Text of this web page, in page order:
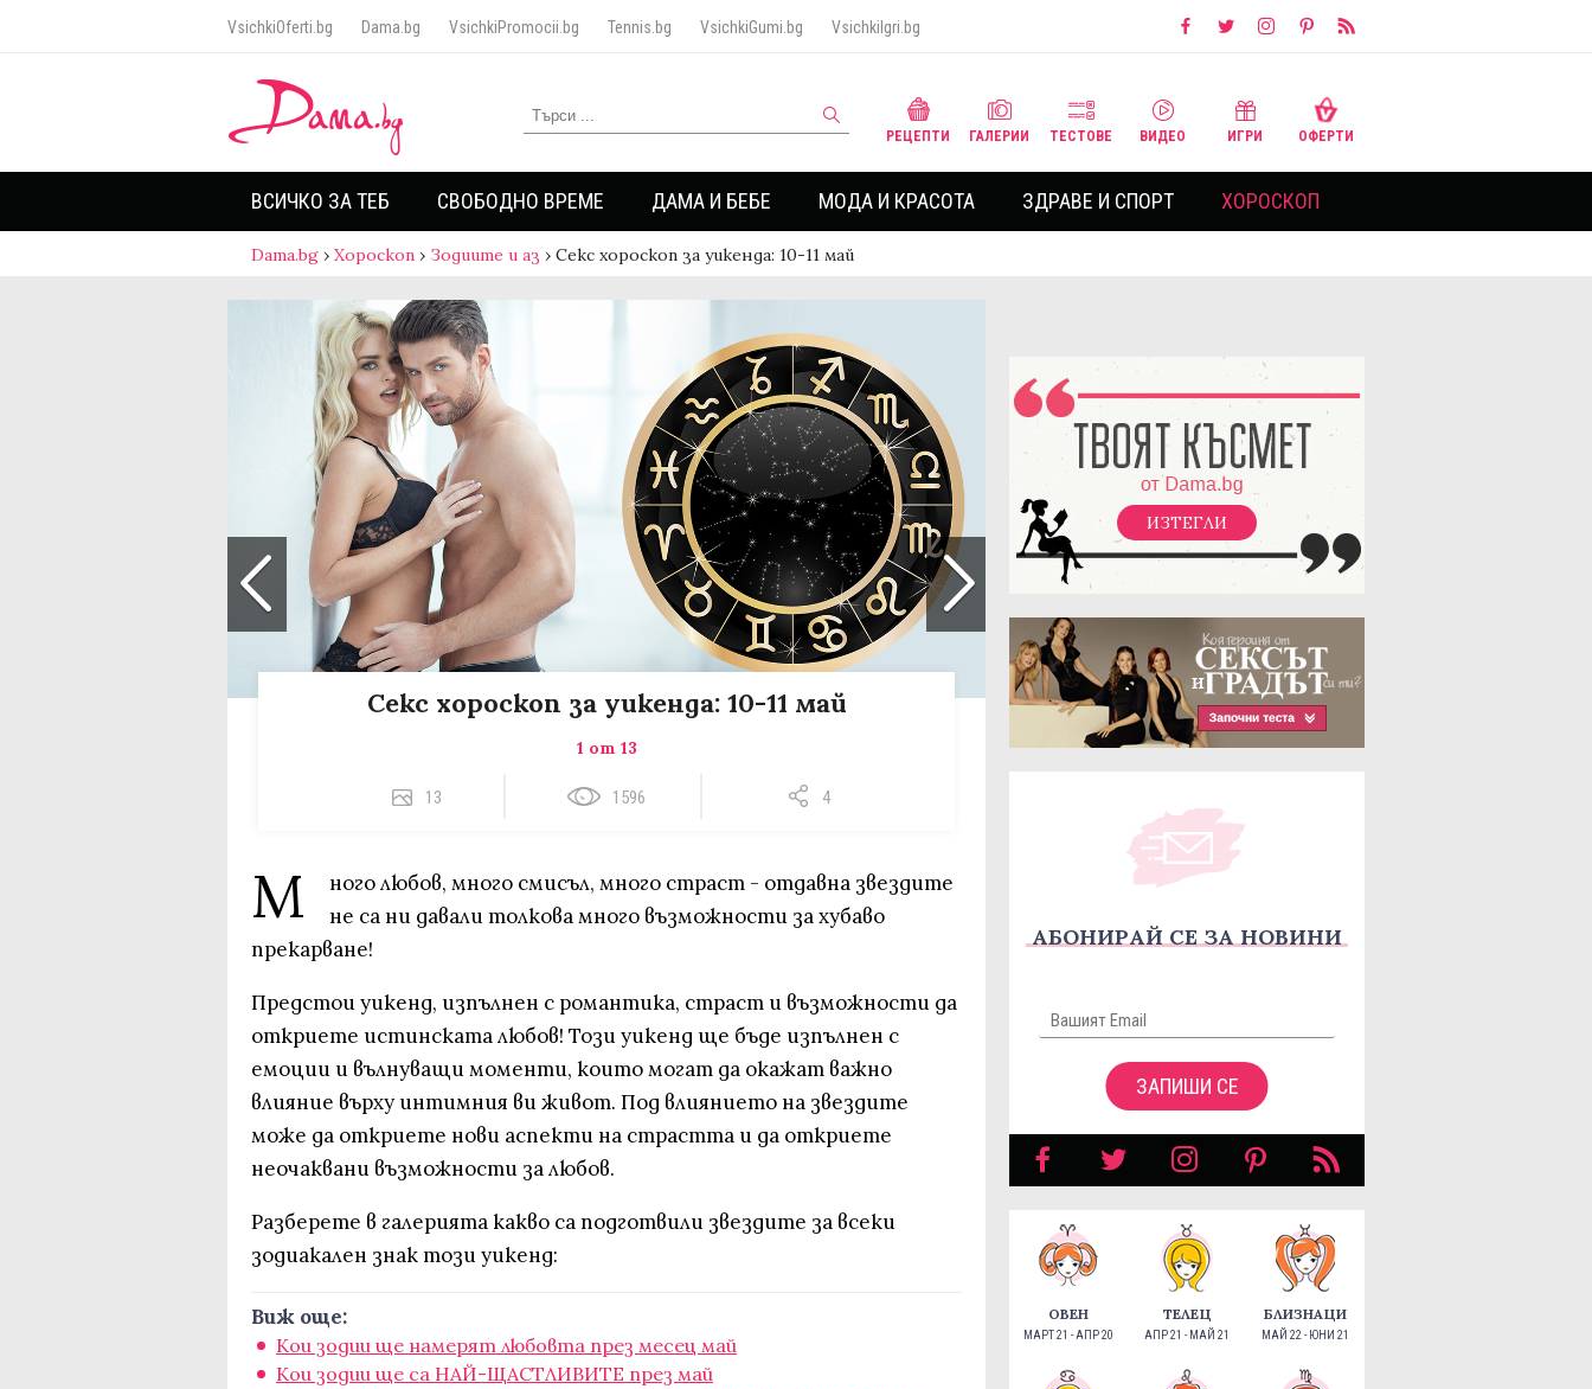
VsichkiOferti.bg Dama.bg VsichkiPromocii.bg Tennis.bg VsichkiGumi.bg VsichkiIgri.bg
РЕЦЕПТИ ГАЛЕРИИ ТЕСТОВЕ ВИДЕО ИГРИ ОФЕРТИ
ВСИЧКО ЗА ТЕБ СВОБОДНО ВРЕМЕ ДАМА И БЕБЕ МОДА И КРАСОТА ЗДРАВЕ И СПОРТ ХОРОСКОП
Dama.bg › Хороскоп › Зодиите и аз › Секс хороскоп за уикенда: 10-11 май
Секс хороскоп за уикенда: 10-11 май
1 от 13
13 1596 4
М
ного любов, много смисъл, много страст - отдавна звездите
не са ни давали толкова много възможности за хубаво
прекарване!
Предстои уикенд, изпълнен с романтика, страст и възможности да
откриете истинската любов! Този уикенд ще бъде изпълнен с
емоции и вълнуващи моменти, които могат да окажат важно
влияние върху интимния ви живот. Под влиянието на звездите
може да откриете нови аспекти на страстта и да откриете
неочаквани възможности за любов.
Разберете в галерията какво са подготвили звездите за всеки
зодиакален знак този уикенд:
Виж още:
Кои зодии ще намерят любовта през месец май
Кои зодии ще са НАЙ-ЩАСТЛИВИТЕ през май
ИЗТЕГЛИ
АБОНИРАЙ СЕ ЗА НОВИНИ
ЗАПИШИ СЕ
ОВЕН
МАРТ 21 - АПР 20
ТЕЛЕЦ
АПР 21 - МАЙ 21
БЛИЗНАЦИ
МАЙ 22 - ЮНИ 21